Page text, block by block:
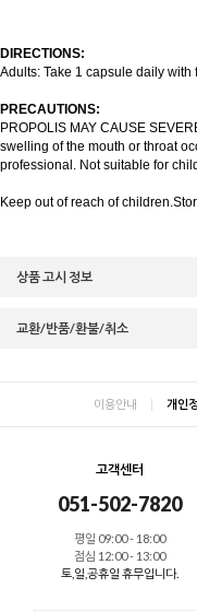
DIRECTIONS:
Adults: Take 1 capsule daily
PRECAUTIONS:
PROPOLIS MAY CAUSE
swelling of the mouth or throat
professional. Not suitable for
Keep out of reach of
상품 고시 정보
교환/반품/환불/취소
이용안내 | 개인
고객센터
051-502-7820
평일 09:00 - 18:00
점심 12:00 - 13:00
토,일,공휴일 휴무입니다.